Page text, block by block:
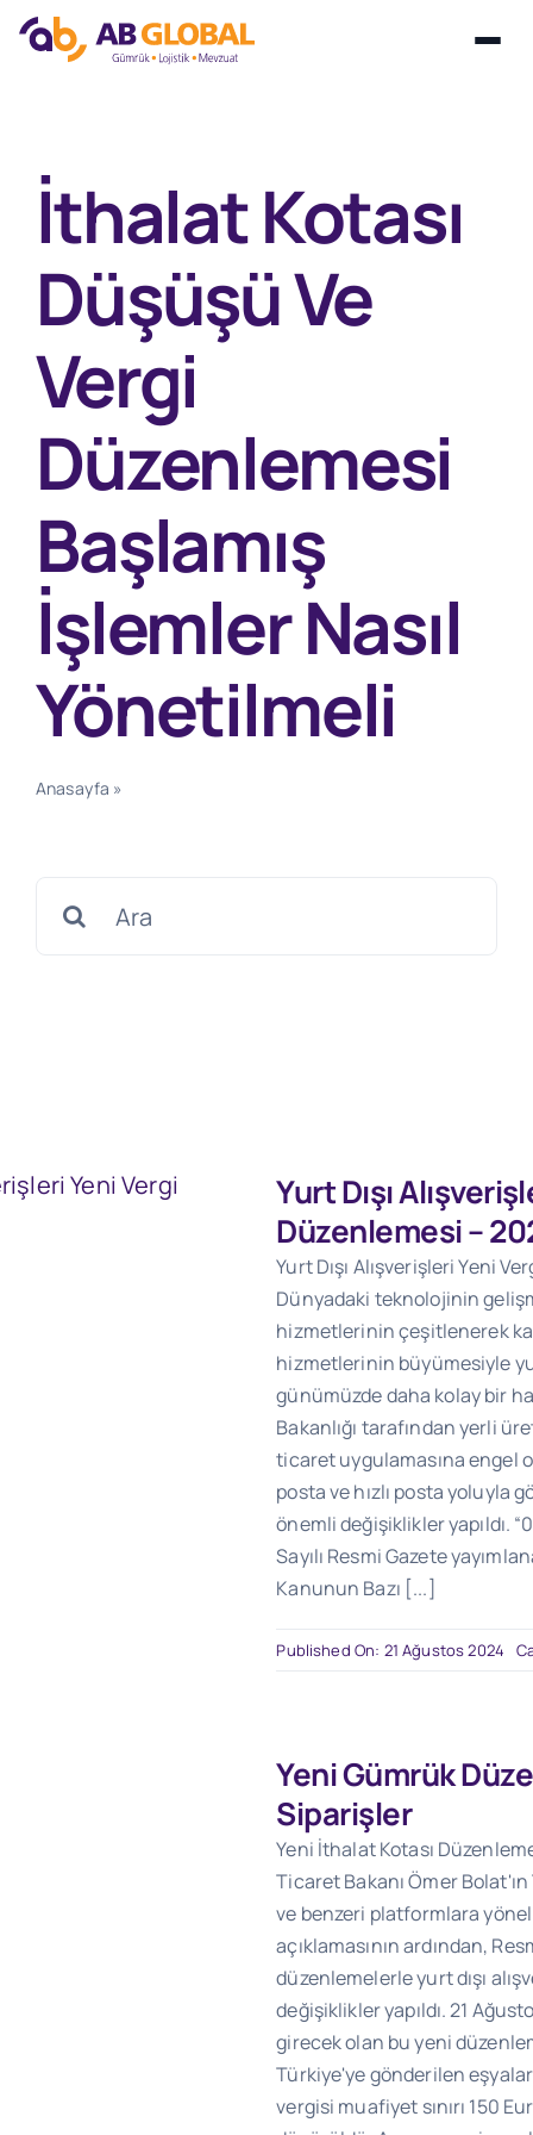
contentİthalat Kotası
Düşüşü Ve
Vergi
Düzenlemesi
Başlamış
İşlemler Nasıl
Yönetilmeli
Anasayfa »
Yurt Dışı
Düzenlemesi –
Yurt Dışı Alışverişleri Yeni
Dünyadaki teknolojinin
hizmetlerinin çeşitlenerek
hizmetlerinin büyümesiyle
günümüzde daha kolay bir
Bakanlığı tarafından yerli
ticaret uygulamasına engel
posta ve hızlı posta yoluyla
önemli değişiklikler yapıldı.
Sayılı Resmi Gazete
Kanunun Bazı [...]
Published On: 21 Ağustos 2024
Yeni Gümrük
Siparişler
Yeni İthalat Kotası
Ticaret Bakanı Ömer
ve benzeri platformlara
açıklamasının ardından,
düzenlemelerle yurt dışı
değişiklikler yapıldı. 21
girecek olan bu yeni
Türkiye'ye gönderilen
vergisi muafiyet sınırı 150